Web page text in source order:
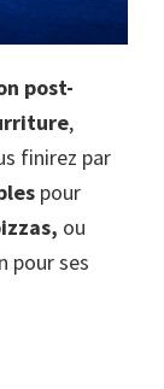
post-
,
finirez par
pour
ou
pour ses